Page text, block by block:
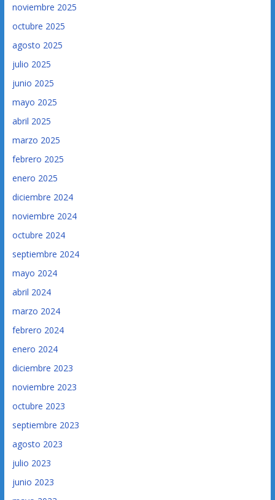
noviembre 2025
octubre 2025
agosto 2025
julio 2025
junio 2025
mayo 2025
abril 2025
marzo 2025
febrero 2025
enero 2025
diciembre 2024
noviembre 2024
octubre 2024
septiembre 2024
mayo 2024
abril 2024
marzo 2024
febrero 2024
enero 2024
diciembre 2023
noviembre 2023
octubre 2023
septiembre 2023
agosto 2023
julio 2023
junio 2023